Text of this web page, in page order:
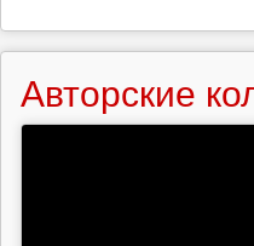
18.
kansainvälinen
solidaarisuuspäivä
venäläisille
anarkisteille
Авторские